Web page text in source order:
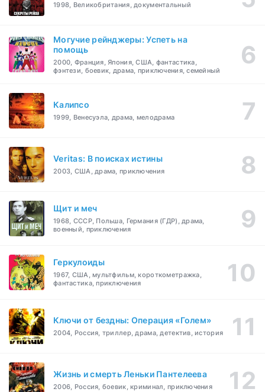
1998, Великобритания, документальный
Могучие рейнджеры: Успеть на
помощь
2000, Франция, Япония, США, фантастика,
фэнтези, боевик, драма, приключения, семейный
Калипсо
1999, Венесуэла, драма, мелодрама
Veritas: В поисках истины
2003, США, драма, приключения
Щит и меч
1968, СССР, Польша, Германия (ГДР), драма,
военный, приключения
Геркулоиды
1967, США, мультфильм, короткометражка,
фантастика, приключения
Ключи от бездны: Операция «Голем»
2004, Россия, триллер, драма, детектив, история
Жизнь и смерть Леньки Пантелеева
2006, Россия, боевик, криминал, приключения